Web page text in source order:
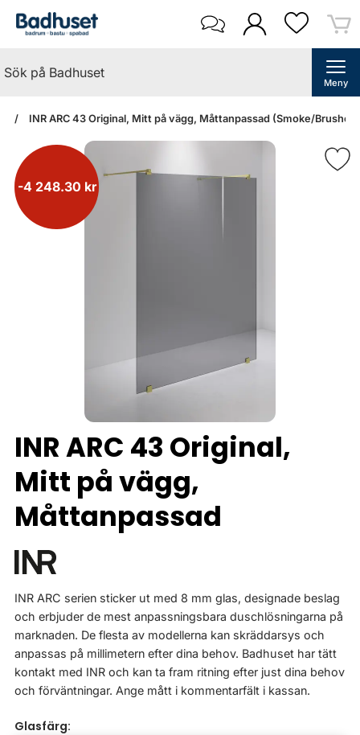
Meny
INR ARC 43 Original, Mitt på vägg, Måttanpassad (Smoke/Brushed
-4 248.30 kr
INR ARC 43 Original,
Mitt på vägg,
Måttanpassad
INR ARC serien sticker ut med 8 mm glas, designade beslag
och erbjuder de mest anpassningsbara duschlösningarna på
marknaden. De flesta av modellerna kan skräddarsys och
anpassas på millimetern efter dina behov. Badhuset har tätt
kontakt med INR och kan ta fram ritning efter just dina behov
och förväntningar. Ange mått i kommentarfält i kassan.
Glasfärg: